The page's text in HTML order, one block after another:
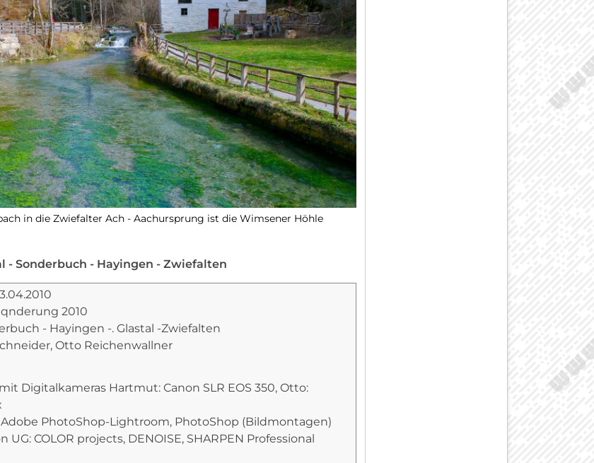
in die Zwiefalter Ach - Aachursprung ist die Wimsener Höhle
- Sonderbuch - Hayingen - Zwiefalten
2010
- Hayingen -. Glastal -Zwiefalten
Otto Reichenwallner
Digitalkameras Hartmut: Canon SLR EOS 350, Otto:
PhotoShop-Lightroom, PhotoShop (Bildmontagen)
UG: COLOR projects, DENOISE, SHARPEN Professional